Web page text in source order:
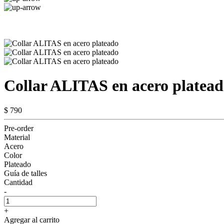
Collar ALITAS en acero
$ 790
Pre-order
Material
Acero
Color
Plateado
Guía de talles
Cantidad
-
+
Agregar al carrito